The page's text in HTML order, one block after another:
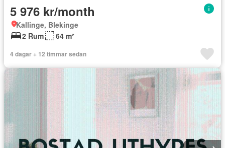
5 976 kr/month
Kallinge, Blekinge
2 Rum
64 m²
4 dagar + 12 timmar sedan